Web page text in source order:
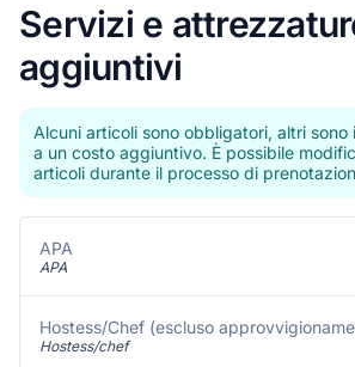
Servizi e
aggiuntivi
Alcuni articoli sono obbligatori, altri sono
a un costo aggiuntivo. È possibile
articoli durante il processo di
APA
APA
Hostess/Chef (escluso
Hostess/chef